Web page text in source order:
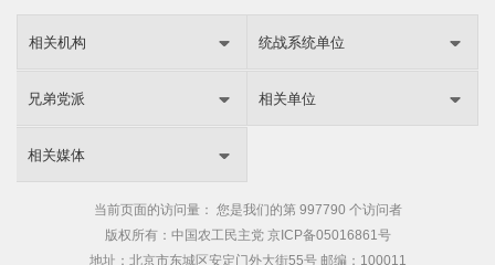
相关机构 统战系统单位
兄弟党派 相关单位
相关媒体
当前页面的访问量： 您是我们的第 997790 个访问者
版权所有：中国农工民主党 京ICP备05016861号
地址：北京市东城区安定门外大街55号 邮编：100011